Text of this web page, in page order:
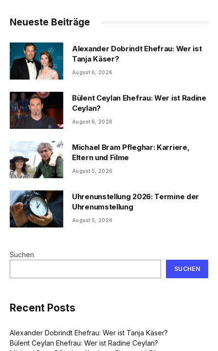
Neueste Beiträge
Alexander Dobrindt Ehefrau: Wer ist
Tanja Käser?
August 6, 2026
Bülent Ceylan Ehefrau: Wer ist Radine
Ceylan?
August 6, 2026
Michael Bram Pfleghar: Karriere,
Eltern und Filme
August 5, 2026
Uhrenunstellung 2026: Termine der
Uhrenumstellung
August 5, 2026
Suchen
SUCHEN
Recent Posts
Alexander Dobrindt Ehefrau: Wer ist Tanja Käser?
Bülent Ceylan Ehefrau: Wer ist Radine Ceylan?